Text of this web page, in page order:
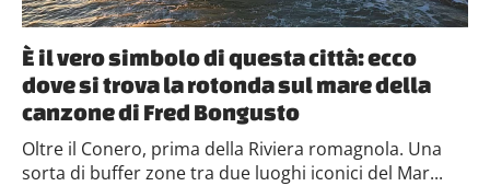
È il vero simbolo di questa città: ecco
dove si trova la rotonda sul mare della
canzone di Fred Bongusto
Oltre il Conero, prima della Riviera romagnola. Una
sorta di buffer zone tra due luoghi iconici del Mar...